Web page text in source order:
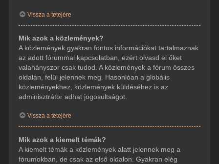
Vissza a tetejére
Mik azok a közlemények?
A közlemények gyakran fontos információkat tartalmaznak
az adott fórummal kapcsolatban, ezért olvasd el őket
valahányszor csak tudod. A közlemények a fórum összes
oldalán, felül jelennek meg. Hasonlóan a globális
közleményekhez, közlemények küldéséhez is az
adminisztrátor adhat jogosultságot.
Vissza a tetejére
Mik azok a kiemelt témák?
A kiemelt témák a közlemények alatt jelennek meg a
fórumokban, de csak az első oldalon. Gyakran elég